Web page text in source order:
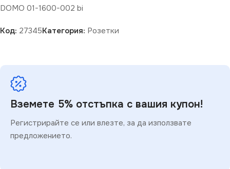
DOMO 01-1600-002 bi
Код: 27345Категория: Розетки
Вземете 5% отстъпка с вашия купон!
Регистрирайте се или влезте, за да използвате
предложението.